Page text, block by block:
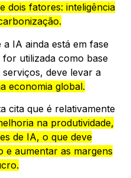
dois fatores: inteligência
IA ainda está em fase
for utilizada como base
deve levar a
economia global.
cita que é relativamente
na produtividade,
de IA, o que deve
e aumentar as margens